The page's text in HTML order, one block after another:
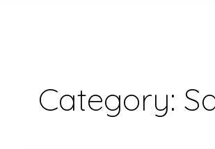
Category: